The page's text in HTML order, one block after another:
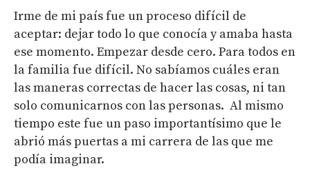
Irme de mi país fue un proceso difícil de
aceptar: dejar todo lo que conocía y amaba hasta
ese momento. Empezar desde cero. Para todos en
la familia fue difícil. No sabíamos cuáles eran
las maneras correctas de hacer las cosas, ni tan
solo comunicarnos con las personas. Al mismo
tiempo este fue un paso importantísimo que le
abrió más puertas a mi carrera de las que me
podía imaginar.